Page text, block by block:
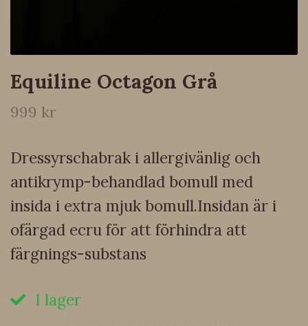
Equiline Octagon Grå
999 kr
Dressyrschabrak i allergivänlig och
antikrymp-behandlad bomull med
insida i extra mjuk bomull.Insidan är i
ofärgad ecru för att förhindra att
färgnings-substans
I lager